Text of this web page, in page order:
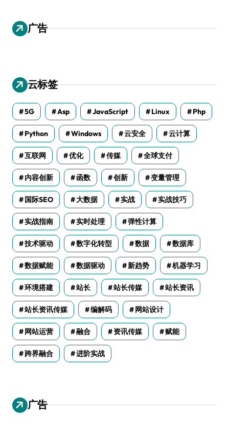
广告
云标签
5G Asp JavaScript Linux Php
Python Windows 云安全 云计算
互联网 优化 传媒 全球支付
内容创新 函数 创新 变量管理
国际SEO 大数据 实战 实战技巧
实战指南 实时处理 弹性计算
技术驱动 数字化转型 数据 数据库
数据赋能 数据驱动 新趋势 机器学习
环境搭建 站长 站长传媒 站长资讯
站长资讯传媒 编解码 网站设计
网站运营 融合 资讯传媒 赋能
跨界融合 进阶实战
广告